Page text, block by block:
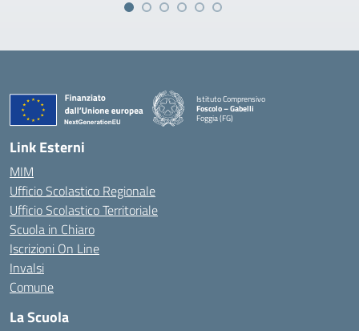
Istituto Comprensivo
Foscolo – Gabelli
Foggia (FG)
— Visita la pagina iniziale della scuola
Link Esterni
MIM
Ufficio Scolastico Regionale
Ufficio Scolastico Territoriale
Scuola in Chiaro
Iscrizioni On Line
Invalsi
Comune
La Scuola